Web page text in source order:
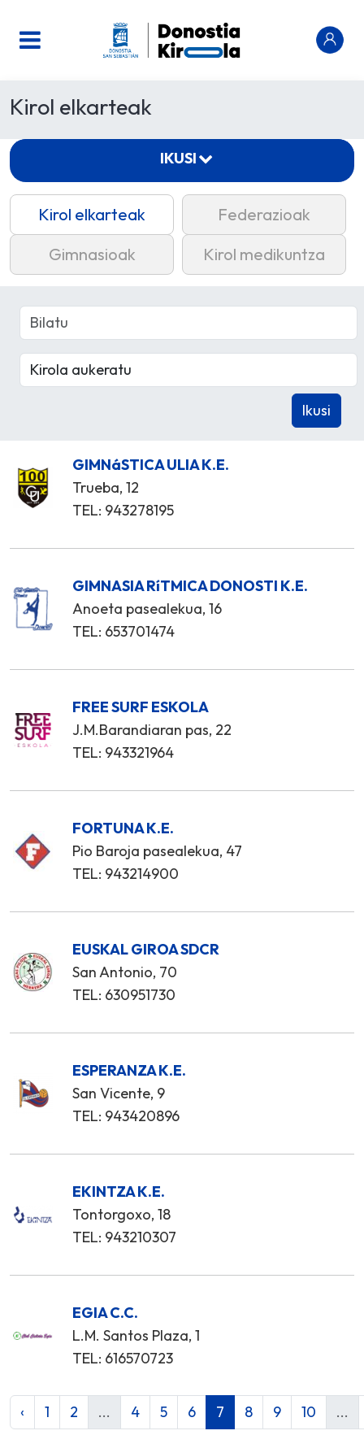
Kirol elkarteak
Kirol elkarteak
Federazioak
Gimnasioak
Kirol medikuntza
GIMNáSTICA ULIA K.E.
Trueba, 12
TEL: 943278195
GIMNASIA RíTMICA DONOSTI K.E.
Anoeta pasealekua, 16
TEL: 653701474
FREE SURF ESKOLA
J.M.Barandiaran pas, 22
TEL: 943321964
FORTUNA K.E.
Pio Baroja pasealekua, 47
TEL: 943214900
EUSKAL GIROA SDCR
San Antonio, 70
TEL: 630951730
ESPERANZA K.E.
San Vicente, 9
TEL: 943420896
EKINTZA K.E.
Tontorgoxo, 18
TEL: 943210307
EGIA C.C.
L.M. Santos Plaza, 1
TEL: 616570723
‹ 1 2 ... 4 5 6 7 8 9 10 ...
IKUSI